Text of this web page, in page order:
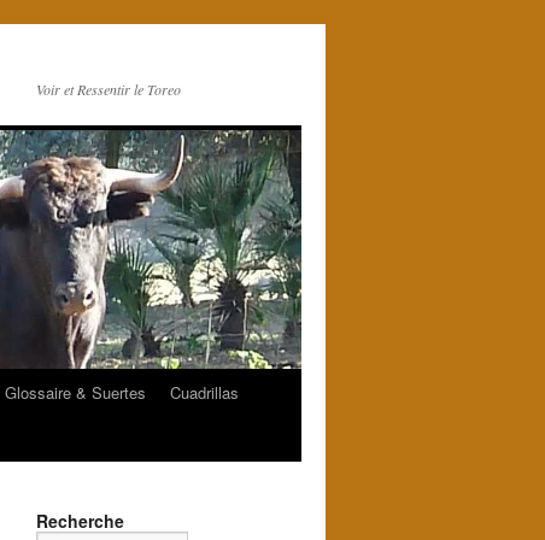
Voir et Ressentir le Toreo
Glossaire & Suertes
Cuadrillas
Recherche